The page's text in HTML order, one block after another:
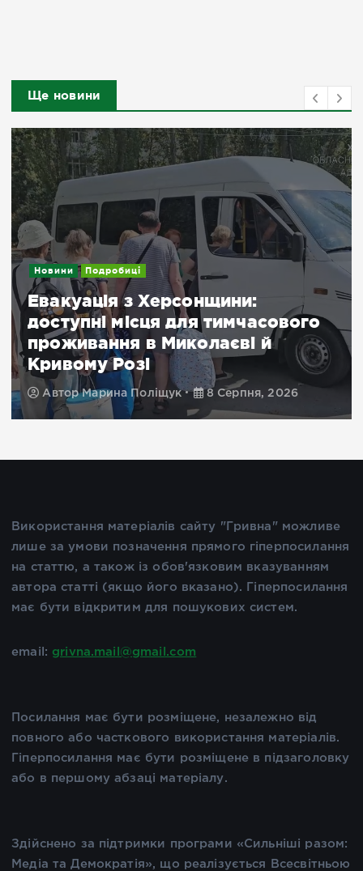
Ще новини
Новини
Посилення дронового терору:
важливе повідомлення для
жителів Херсонщини
АвторМарина Поліщук 8 Серпня, 2026
Використання матеріалів сайту "Гривна" можливе
лише за умови позначення прямого гіперпосилання
на статтю, а також із обов'язковим вказуванням
автора статті (якщо його вказано). Гіперпосилання
має бути відкритим для пошукових систем.
email: grivna.mail@gmail.com
Посилання має бути розміщене, незалежно від
повного або часткового використання матеріалів.
Гіперпосилання має бути розміщене в підзаголовку
або в першому абзаці матеріалу.
Здійснено за підтримки програми «Сильніші разом:
Медіа та Демократія», що реалізується Всесвітньою